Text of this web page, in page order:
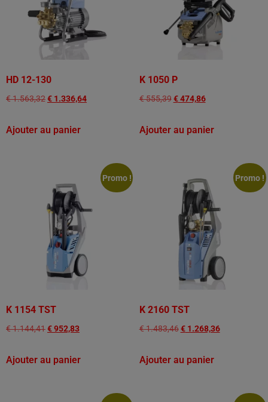
HD 12-130
€1.563,32€ 1.336,64
Ajouter au panier
K 1050 P
€555,39 €474,86
Ajouter au panier
Promo !
K 1154 TST
€1.144,41€952,83
Ajouter au panier
Promo !
K 2160 TST
€1.483,46 €1.268,36
Ajouter au panier